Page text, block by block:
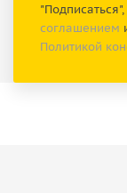
соглашением
Политикой